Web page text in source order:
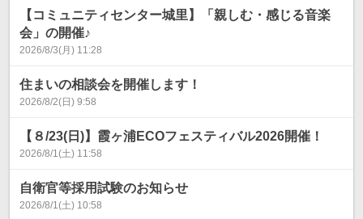
【コミュニティセンター城里】「親しむ・感じる音楽
会」の開催♪
2026/8/3(月) 11:28
住まいの相談会を開催します！
2026/8/2(日) 9:58
【８/23(日)】霞ヶ浦ECOフェスティバル2026開催！
2026/8/1(土) 11:58
自衛官等採用試験のお知らせ
2026/8/1(土) 10:58